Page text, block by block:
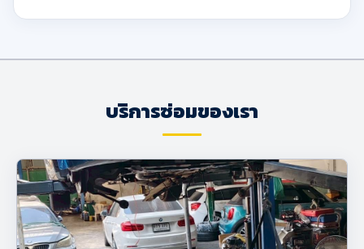
บริการซ่อมของเรา